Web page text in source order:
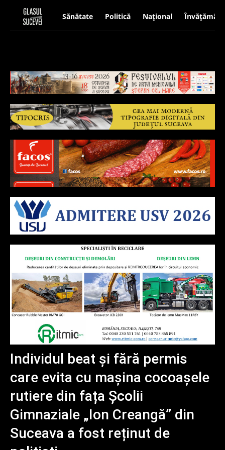
Sănătate Politică Național Învățământ
Individul beat și fără permis
care evita cu mașina cocoașele
rutiere din fața Școlii
Gimnaziale „Ion Creangă” din
Suceava a fost reținut de